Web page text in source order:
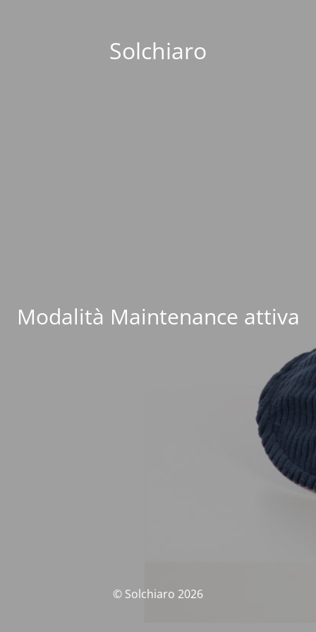
Solchiaro
Modalità Maintenance attiva
© Solchiaro 2026